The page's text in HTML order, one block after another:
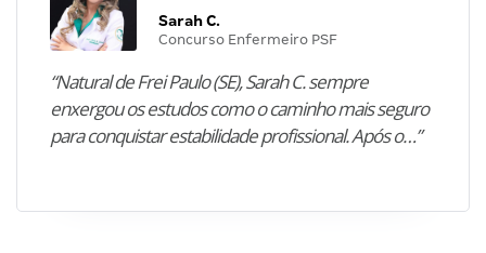
Sarah C.
Concurso Enfermeiro PSF
“Natural de Frei Paulo (SE), Sarah C. sempre
enxergou os estudos como o caminho mais seguro
para conquistar estabilidade profissional. Após o…”